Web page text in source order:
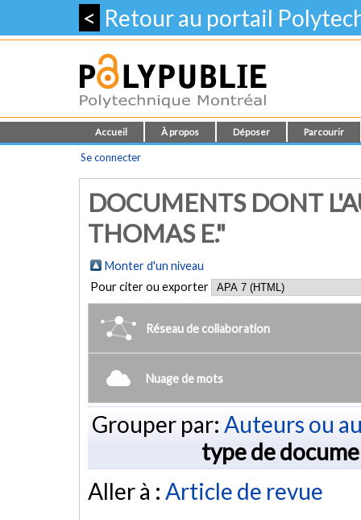
< Retour au portail
Accueil À propos Déposer Parcourir
Se connecter
DOCUMENTS DONT
THOMAS E."
Monter d'un niveau
Pour citer ou exporter
Réseau de collaboration
Nuage de mots
Grouper par: Auteurs ou
type de
Aller à : Article de revue